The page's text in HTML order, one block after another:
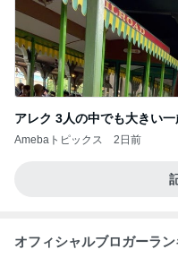
アレク 3人の中でも大きい一
Amebaトピックス 2日前
オフィシャルブロガーラ